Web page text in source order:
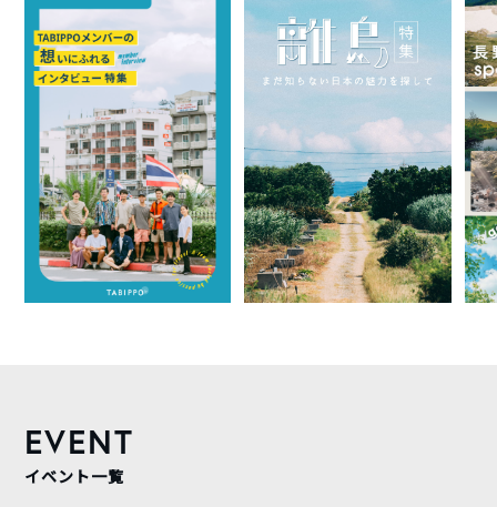
EVENT
イベント一覧